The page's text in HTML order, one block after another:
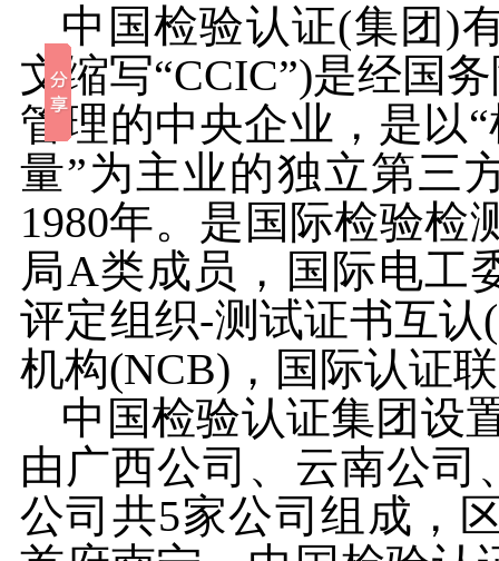
中国检验认证(集团)
文缩写“CCIC”)是经国
管理的中央企业，是以
量”为主业的独立第三
1980年。是国际检验检
局A类成员，国际电工
评定组织-测试证书互认
机构(NCB)，国际认证
中国检验认证集团设
由广西公司、云南公
公司共5家公司组成，